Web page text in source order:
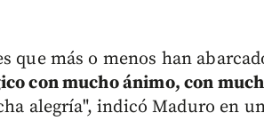
que más o menos han
con mucho ánimo, con
alegría", indicó Maduro en